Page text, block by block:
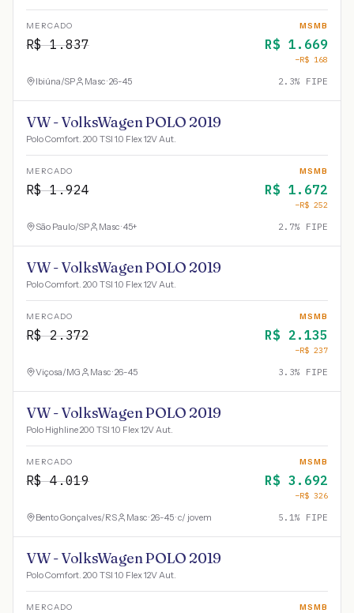
MERCADO
R$1.837
MSMB
R$ 1.669
−R$ 168
Ibiúna/SP Masc · 26-45 2.3% FIPE
VW - VolksWagen POLO 2019
Polo Comfort. 200 TSI 1.0 Flex 12V Aut.
MERCADO
R$1.924
MSMB
R$ 1.672
−R$ 252
São Paulo/SP Masc · 45+ 2.7% FIPE
VW - VolksWagen POLO 2019
Polo Comfort. 200 TSI 1.0 Flex 12V Aut.
MERCADO
R$2.372
MSMB
R$ 2.135
−R$ 237
Viçosa/MG Masc · 26-45 3.3% FIPE
VW - VolksWagen POLO 2019
Polo Highline 200 TSI 1.0 Flex 12V Aut.
MERCADO
R$4.019
MSMB
R$ 3.692
−R$ 326
Bento Gonçalves/RS Masc · 26-45 · c/ jovem 5.1% FIPE
VW - VolksWagen POLO 2019
Polo Comfort. 200 TSI 1.0 Flex 12V Aut.
MERCADO MSMB